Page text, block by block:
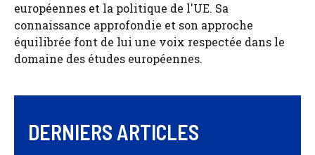
européennes et la politique de l'UE. Sa
connaissance approfondie et son approche
équilibrée font de lui une voix respectée dans le
domaine des études européennes.
DERNIERS ARTICLES